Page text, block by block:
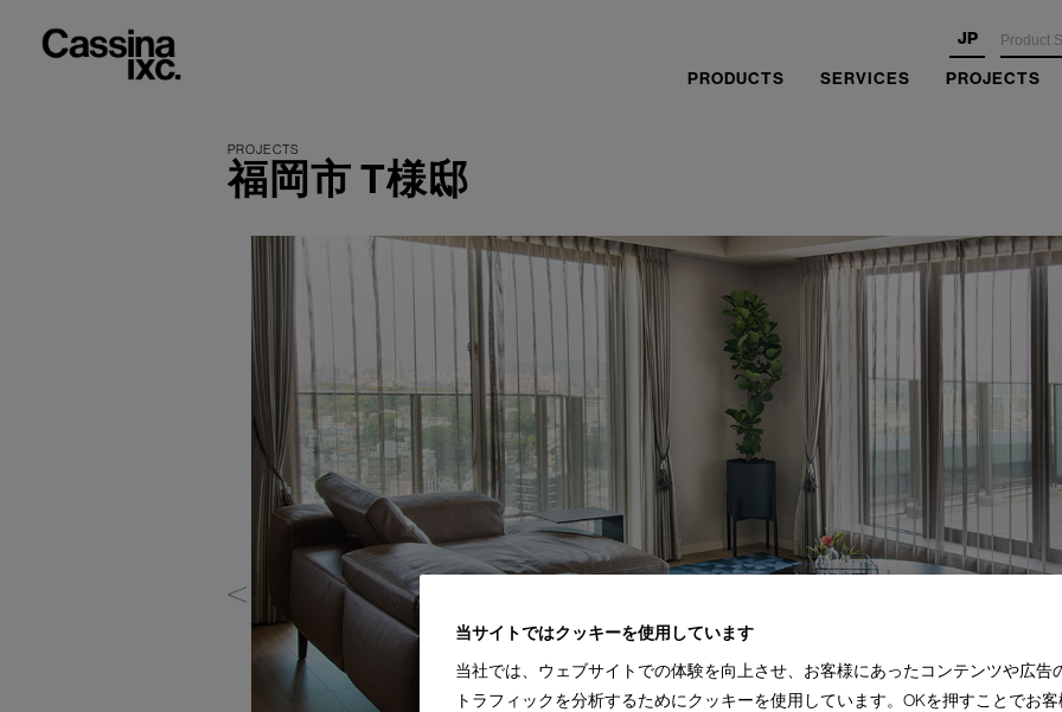
JP
PRODUCTS SERVICES PROJECTS
福岡市 T様邸
当サイトではクッキーを使用しています
当社では、ウェブサイトでの体験を向上させ、お客様にあったコンテンツや広告
トラフィックを分析するためにクッキーを使用しています。OKを押すことでお